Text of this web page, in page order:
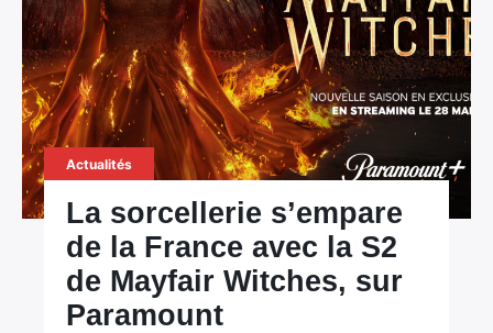
Actualités
La sorcellerie s’empare
de la France avec la S2
de Mayfair Witches, sur
Paramount